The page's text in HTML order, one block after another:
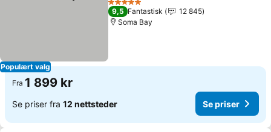
Populært valg
Se priser
5 Stjerner
9,5 Fantastisk
12 845
Soma Bay
Fra 1 899 kr
Se priser fra 12 nettsteder Se priser